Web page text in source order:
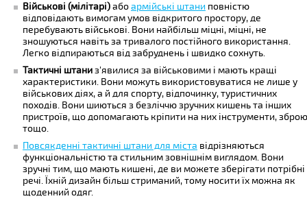
Військові (мілітарі)абоармійські штани повністю
відповідають вимогам умов відкритого простору, де
перебувають військові. Вони найбільш міцні, міцні, не
зношуються навіть за тривалого постійного використання.
Легко відпираються від забруднень і швидко сохнуть.
Тактичні штаниз'явилися за військовими і мають кращі
характеристики. Вони можуть використовуватися не лише у
військових діях, а й для спорту, відпочинку, туристичних
походів. Вони шиються з безліччю зручних кишень та інших
пристроїв, що допомагають кріпити на них інструменти,
тощо.
Повсякденні тактичні штани для міста відрізняються
функціональністю та стильним зовнішнім виглядом. Вони
зручні тим, що мають кишені, де ви можете зберігати потрібні
речі. Їхній дизайн більш стриманий, тому носити їх можна як
щоденний одяг.